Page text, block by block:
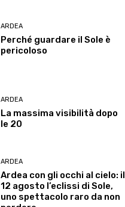
ARDEA
Perché guardare il Sole è
pericoloso
ARDEA
La massima visibilità dopo
le 20
ARDEA
Ardea con gli occhi al cielo: il
12 agosto l’eclissi di Sole,
uno spettacolo raro da non